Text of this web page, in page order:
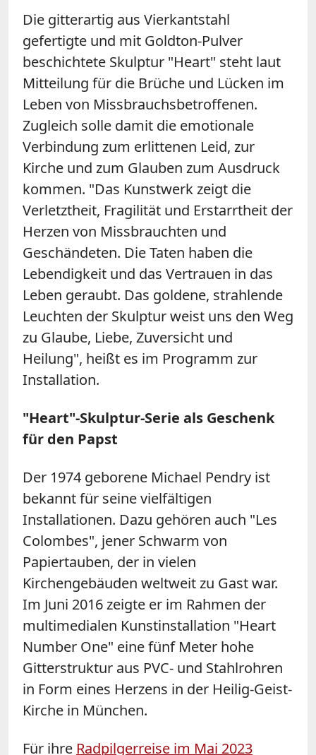
Die gitterartig aus Vierkantstahl
gefertigte und mit Goldton-Pulver
beschichtete Skulptur "Heart" steht laut
Mitteilung für die Brüche und Lücken im
Leben von Missbrauchsbetroffenen.
Zugleich solle damit die emotionale
Verbindung zum erlittenen Leid, zur
Kirche und zum Glauben zum Ausdruck
kommen. "Das Kunstwerk zeigt die
Verletztheit, Fragilität und Erstarrtheit der
Herzen von Missbrauchten und
Geschändeten. Die Taten haben die
Lebendigkeit und das Vertrauen in das
Leben geraubt. Das goldene, strahlende
Leuchten der Skulptur weist uns den Weg
zu Glaube, Liebe, Zuversicht und
Heilung", heißt es im Programm zur
Installation.
"Heart"-Skulptur-Serie als Geschenk
für den Papst
Der 1974 geborene Michael Pendry ist
bekannt für seine vielfältigen
Installationen. Dazu gehören auch "Les
Colombes", jener Schwarm von
Papiertauben, der in vielen
Kirchengebäuden weltweit zu Gast war.
Im Juni 2016 zeigte er im Rahmen der
multimedialen Kunstinstallation "Heart
Number One" eine fünf Meter hohe
Gitterstruktur aus PVC- und Stahlrohren
in Form eines Herzens in der Heilig-Geist-
Kirche in München.
Für ihre Radpilgerreise im Mai 2023